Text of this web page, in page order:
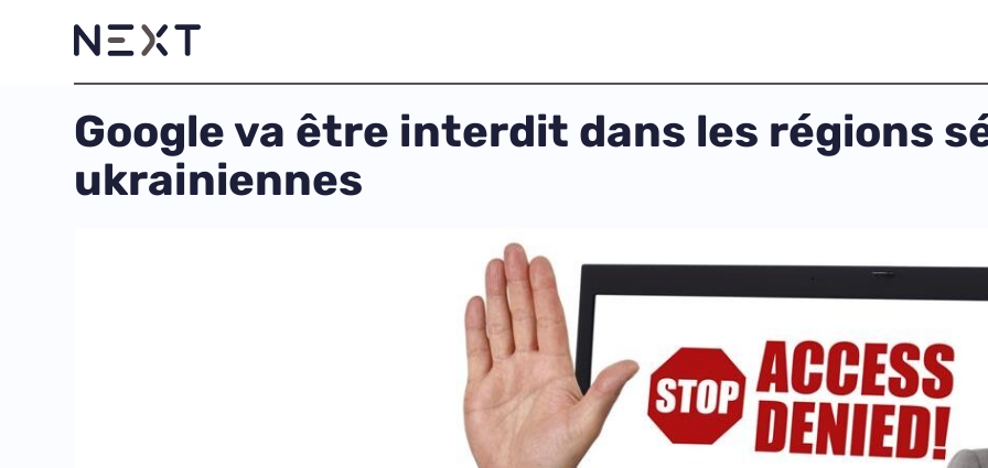
Google va être interdit dans les régions
ukrainiennes